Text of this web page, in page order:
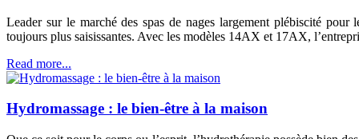
Leader sur le marché des spas de nages largement plébiscité pour
toujours plus saisissantes. Avec les modèles 14AX et 17AX,
Read more...
Hydromassage : le bien-être à la maison